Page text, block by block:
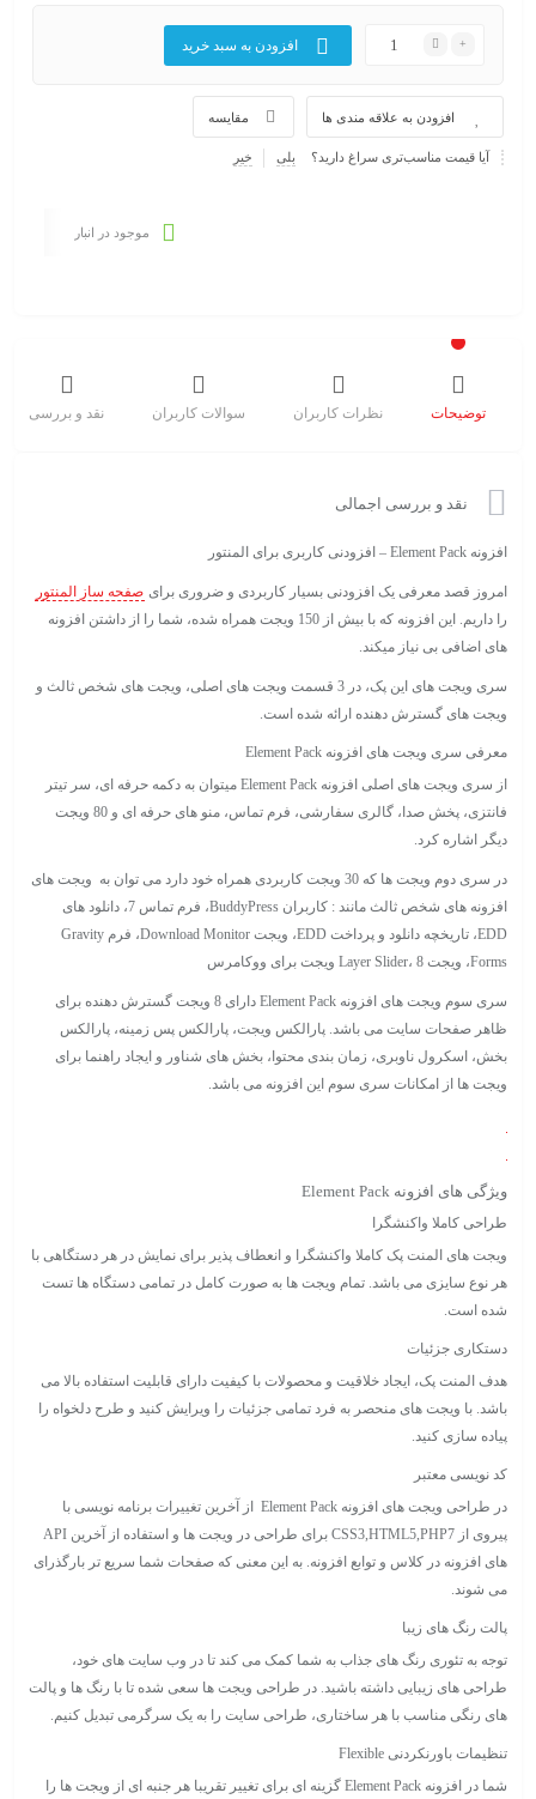
افزودن به سبد خرید
مقایسه افزودن به علاقه مندی ها
آیا قیمت مناسب‌تری سراغ دارید؟ بلی خیر
موجود در انبار
توضیحات نظرات کاربران سوالات کاربران نقد و بررسی
نقد و بررسی اجمالی
افزونه Element Pack – افزودنی کاربری برای المنتور
امروز قصد معرفی یک افزودنی بسیار کاربردی و ضروری برای صفحه ساز المنتور
را داریم. این افزونه که با بیش از 150 ویجت همراه شده، شما را از داشتن افزونه
های اضافی بی نیاز میکند.
سری ویجت های این پک، در 3 قسمت ویجت های اصلی، ویجت های شخص ثالث و
ویجت های گسترش دهنده ارائه شده است.
معرفی سری ویجت های افزونه Element Pack
از سری ویجت های اصلی افزونه Element Pack میتوان به دکمه حرفه ای، سر تیتر
فانتزی، پخش صدا، گالری سفارشی، فرم تماس، منو های حرفه ای و 80 ویجت
دیگر اشاره کرد.
در سری دوم ویجت ها که 30 ویجت کاربردی همراه خود دارد می توان به ویجت های
افزونه های شخص ثالث مانند : کاربران BuddyPress، فرم تماس 7، دانلود های
EDD، تاریخچه دانلود و پرداخت EDD، ویجت Download Monitor، فرم Gravity
Forms، ویجت Layer Slider، 8 ویجت برای ووکامرس
سری سوم ویجت های افزونه Element Pack دارای 8 ویجت گسترش دهنده برای
ظاهر صفحات سایت می باشد. پارالکس ویجت، پارالکس پس زمینه، پارالکس
بخش، اسکرول ناوبری، زمان بندی محتوا، بخش های شناور و ایجاد راهنما برای
ویجت ها از امکانات سری سوم این افزونه می باشد.
ویژگی های افزونه Element Pack
طراحی کاملا واکنشگرا
ویجت های المنت پک کاملا واکنشگرا و انعطاف پذیر برای نمایش در هر دستگاهی با
هر نوع سایزی می باشد. تمام ویجت ها به صورت کامل در تمامی دستگاه ها تست
شده است.
دستکاری جزئیات
هدف المنت پک، ایجاد خلاقیت و محصولات با کیفیت دارای قابلیت استفاده بالا می
باشد. با ویجت های منحصر به فرد تمامی جزئیات را ویرایش کنید و طرح دلخواه را
پیاده سازی کنید.
کد نویسی معتبر
در طراحی ویجت های افزونه Element Pack از آخرین تغییرات برنامه نویسی با
پیروی از CSS3,HTML5,PHP7 برای طراحی در ویجت ها و استفاده از آخرین API
های افزونه در کلاس و توابع افزونه. به این معنی که صفحات شما سریع تر بارگذرای
می شوند.
پالت رنگ های زیبا
توجه به تئوری رنگ های جذاب به شما کمک می کند تا در وب سایت های خود،
طراحی های زیبایی داشته باشید. در طراحی ویجت ها سعی شده تا با رنگ ها و پالت
های رنگی مناسب با هر ساختاری، طراحی سایت را به یک سرگرمی تبدیل کنیم.
تنظیمات باورنکردنی Flexible
شما در افزونه Element Pack گزینه ای برای تغییر تقریبا هر جنبه ای از ویجت ها را